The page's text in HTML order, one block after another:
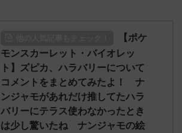
【ポケ
モンスカーレット・バイオレッ
ト】ズピカ、ハラバリーについて
コメントをまとめてみたよ！ ナ
ンジャモがあれだけ推してたハラ
バリーにテラス使わなかったとき
は少し驚いたね ナンジャモの絵